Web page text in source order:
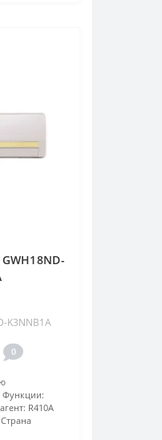
K3NNB1A
0
Функции:
R410А
Страна